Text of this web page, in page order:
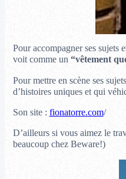
Pour accompagner ses sujets
voit comme un “vêtement
Pour mettre en scène ses
d’histoires uniques et qui
Son site : fionatorre.com/
D’ailleurs si vous aimez le
beaucoup chez Beware!)